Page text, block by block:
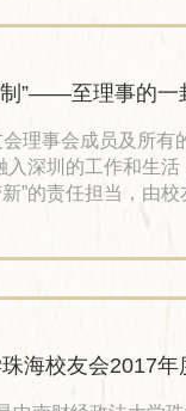
学海南火枪手足球
制”——至理事的一
理事会成员及所有
深圳的工作和生活
”的责任担当，由
学深圳校友会迎新“
要负责帮助辅导
海校友会2017